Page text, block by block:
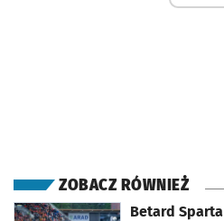
ZOBACZ RÓWNIEŻ
Betard
otworzy się w nowej karcie